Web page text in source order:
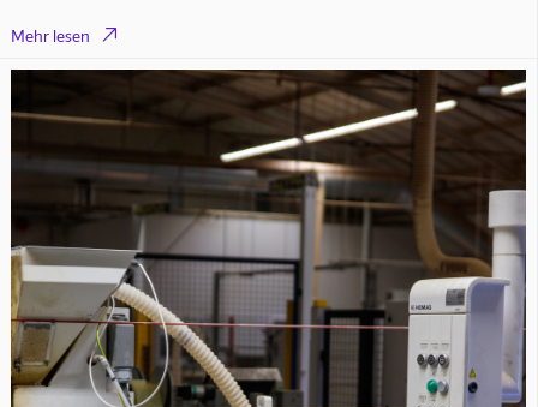
Mehr lesen 